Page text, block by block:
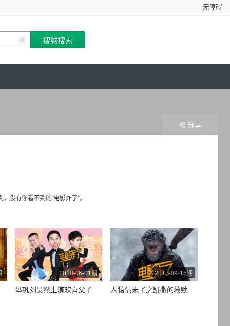
无障碍
没有你看不到的“电影炸了”。
分享
2018-06-01期
冯巩刘昊然上演欢喜父子
2017-09-15期
人猿情未了之凯撒的救赎